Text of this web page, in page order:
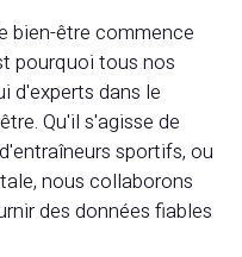
bien-être commence
pourquoi tous nos
d'experts dans le
Qu'il s'agisse de
sportifs, ou
nous collaborons
des données fiables